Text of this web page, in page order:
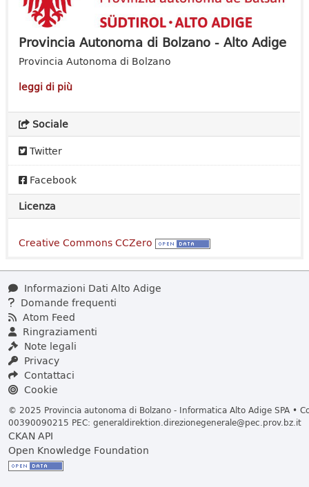
Provincia Autonoma di Bolzano - Alto Adige
Provincia Autonoma di Bolzano
leggi di più
Sociale
Twitter
Facebook
Licenza
Creative Commons CCZero
Informazioni Dati Alto Adige
Domande frequenti
Atom Feed
Ringraziamenti
Note legali
Privacy
Contattaci
Cookie
© 2025 Provincia autonoma di Bolzano - Informatica Alto Adige SPA •
00390090215 PEC: generaldirektion.direzionegenerale@pec.prov.bz.it
CKAN API
Open Knowledge Foundation